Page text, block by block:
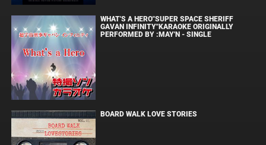
WHAT'S A HERO"SUPER SPACE SHERIFF
GAVAN INFINITY"KARAOKE ORIGINALLY
PERFORMED BY :MAY'N - SINGLE
BOARD WALK LOVE STORIES